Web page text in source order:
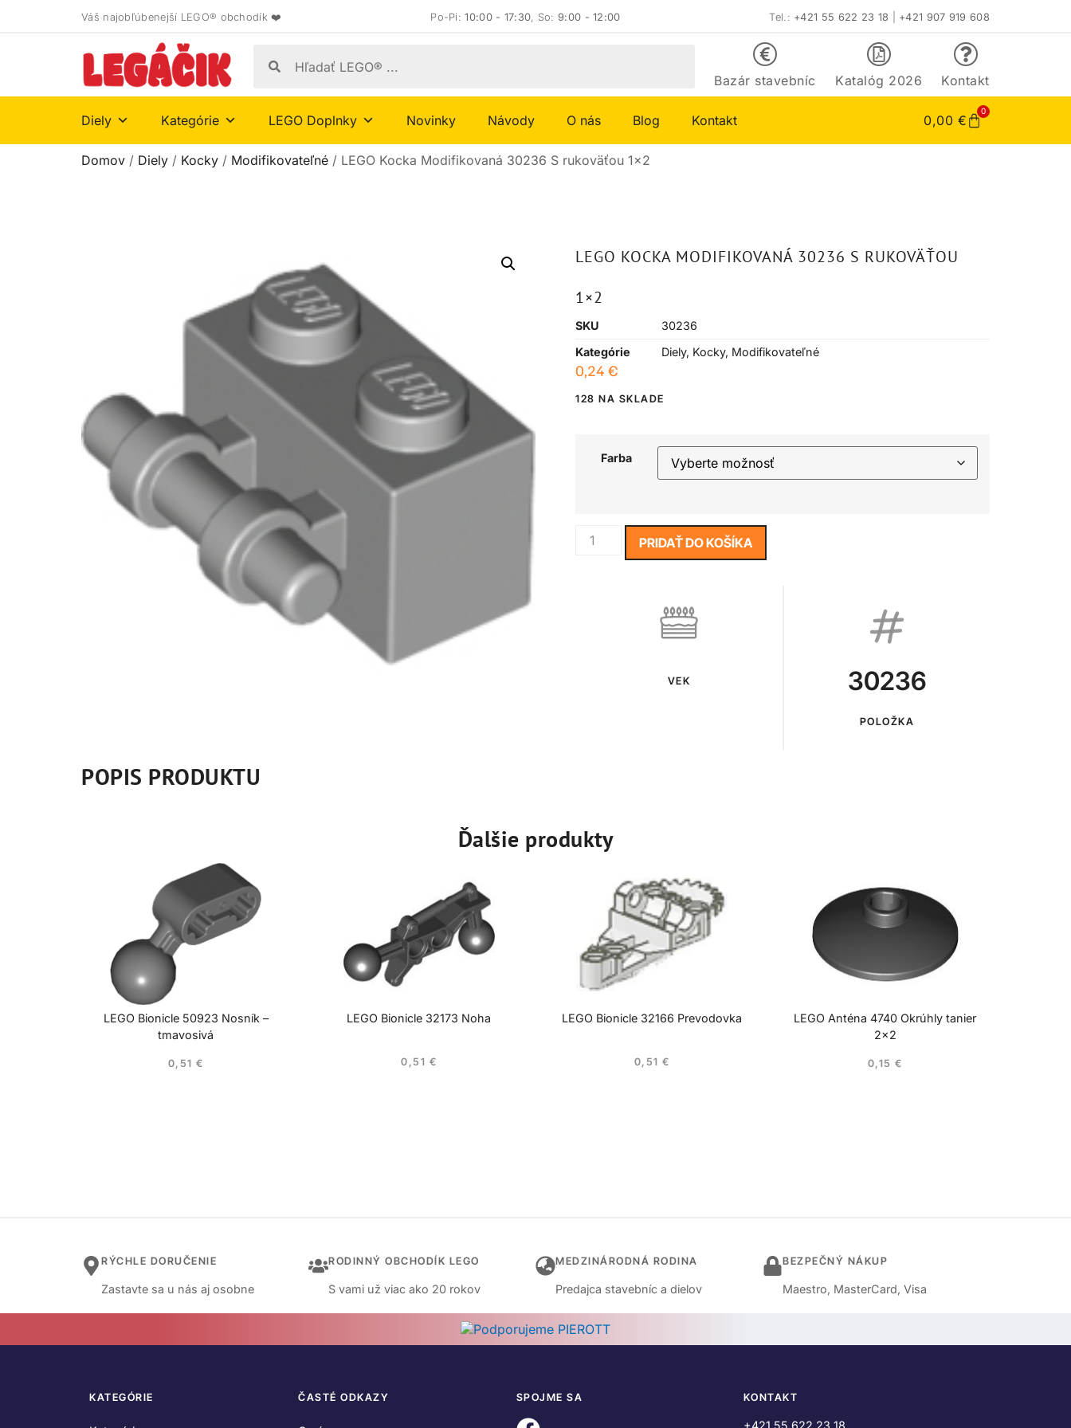
Váš najobľúbenejší LEGO® obchodík ❤️ Po-Pi:10:00 - 17:30, So:9:00 - 12:00 Tel.: +421 55 622 23 18 +421 907 919 608
Bazár stavebníc Katalóg 2026 Kontakt
Diely Kategórie LEGO Doplnky Novinky Návody O nás Blog Kontakt 0,00 €
0
Domov / Diely / Kocky / Modifikovateľné / LEGO Kocka Modifikovaná 30236 S rukoväťou 1×2
LEGO KOCKA MODIFIKOVANÁ 30236 S RUKOVÄŤOU
1×2
SKU
30236
Kategórie
Diely, Kocky, Modifikovateľné
0,24 €
128 NA SKLADE
Farba
PRIDAŤ DO KOŠÍKA
VEK 30236
POLOŽKA
POPIS PRODUKTU
Ďalšie produkty
LEGO Bionicle 50923 Nosník –
tmavosivá
0,51€
LEGO Bionicle 32173 Noha
0,51 €
LEGO Bionicle 32166 Prevodovka
0,51€
LEGO Anténa 4740 Okrúhly tanier
2×2
0,15€
RÝCHLE DORUČENIE
Zastavte sa u nás aj osobne
RODINNÝ OBCHODÍK LEGO
S vami už viac ako 20 rokov
MEDZINÁRODNÁ RODINA
Predajca stavebníc a dielov
BEZPEČNÝ NÁKUP
Maestro, MasterCard, Visa
KATEGÓRIE ČASTÉ ODKAZY SPOJME SA KONTAKT
+421 55 622 23 18